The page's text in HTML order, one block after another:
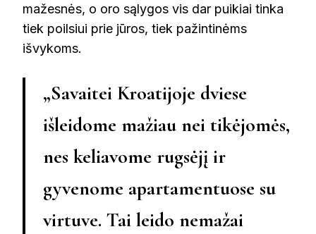
mažesnės, o oro sąlygos vis dar puikiai tinka
tiek poilsiui prie jūros, tiek pažintinėms
išvykoms.
„Savaitei Kroatijoje dviese
išleidome mažiau nei tikėjomės,
nes keliavome rugsėjį ir
gyvenome apartamentuose su
virtuve. Tai leido nemažai